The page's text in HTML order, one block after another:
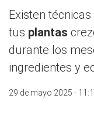
Existen
tus plantas
durante los
ingredientes y
29 de mayo 2025 -